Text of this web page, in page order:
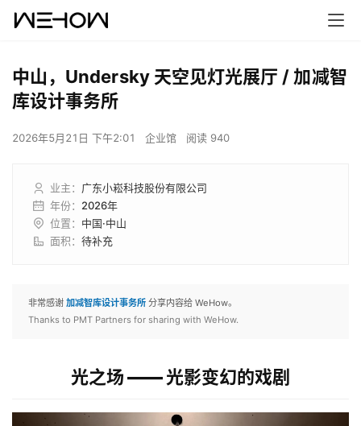
中山，Undersky 天空见灯光展厅 / 加减智
库设计事务所
2026年5月21日 下午2:01 企业馆 阅读 940
业主： 广东小崧科技股份有限公司
年份： 2026年
位置： 中国·中山
面积： 待补充
非常感谢 加减智库设计事务所 分享内容给 WeHow。
Thanks to PMT Partners for sharing with WeHow.
光之场 —— 光影变幻的戏剧